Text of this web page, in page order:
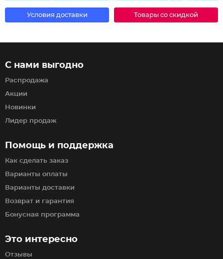
Условия доставки Товары со скидкой
Помощь и поддержка
Как сделать заказ
Варианты оплаты
Варианты доставки
Возврат и гарантия
Бонусная программа
С нами выгодно
Распродажа
Акции
Новинки
Лидер продаж
Это интересно
Отзывы